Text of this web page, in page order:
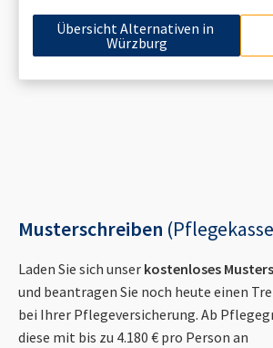
Übersicht Alternativen in
Würzburg
Musterschreiben
Laden Sie sich unser kostenloses
und beantragen Sie noch heute einen
bei Ihrer Pflegeversicherung. Ab
diese mit bis zu 4.180 € pro Person an